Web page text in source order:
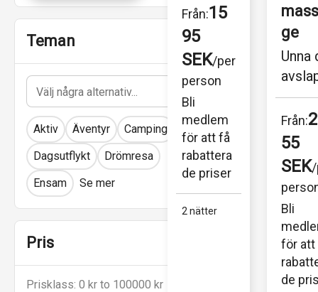
Teman
Aktiv Äventyr
Camping
Dagsutflykt
Drömresa
Ensam
Se mer
Pris
Prisklass: 0 kr to 100000 kr
med spa
och
wellnes
s på
vackra
Park
Hotel i
västra
Polen.
Från:15
95
SEK/per
person
Bli
medlem
för att få
rabattera
de priser
2 nätter
ge
Unna
ning
med
och
s på
Park
Från:
55
SEK/
Bli
för att
de